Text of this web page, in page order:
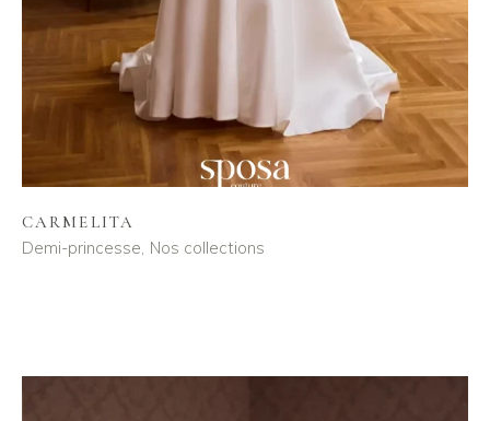
CARMELITA
Demi-princesse Nos collections